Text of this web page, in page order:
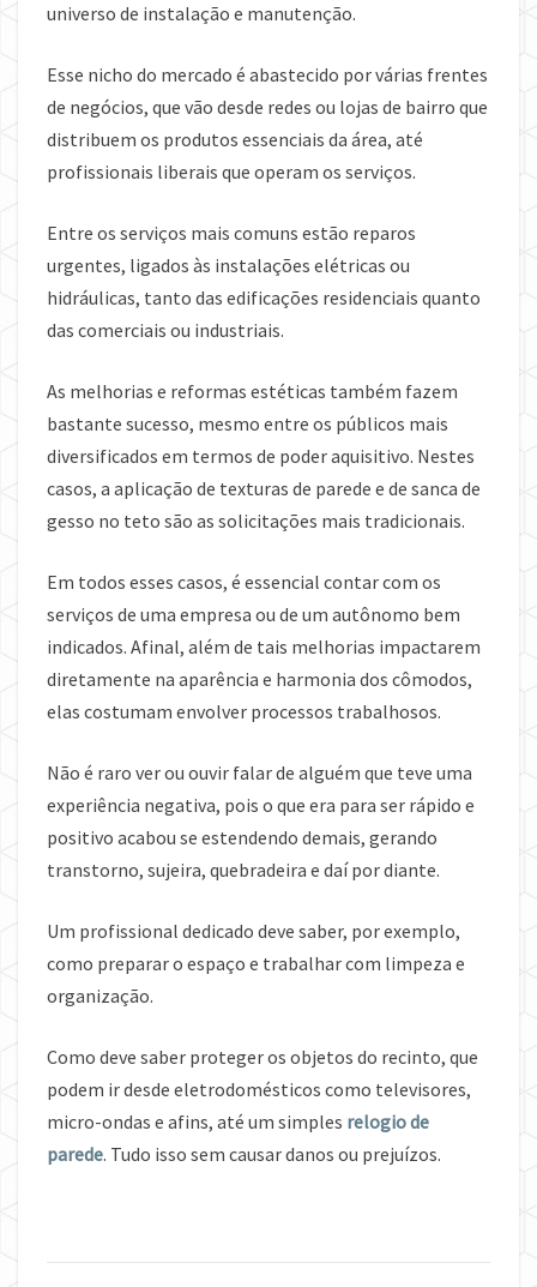
universo de instalação e manutenção.
Esse nicho do mercado é abastecido por várias frentes
de negócios, que vão desde redes ou lojas de bairro que
distribuem os produtos essenciais da área, até
profissionais liberais que operam os serviços.
Entre os serviços mais comuns estão reparos
urgentes, ligados às instalações elétricas ou
hidráulicas, tanto das edificações residenciais quanto
das comerciais ou industriais.
As melhorias e reformas estéticas também fazem
bastante sucesso, mesmo entre os públicos mais
diversificados em termos de poder aquisitivo. Nestes
casos, a aplicação de texturas de parede e de sanca de
gesso no teto são as solicitações mais tradicionais.
Em todos esses casos, é essencial contar com os
serviços de uma empresa ou de um autônomo bem
indicados. Afinal, além de tais melhorias impactarem
diretamente na aparência e harmonia dos cômodos,
elas costumam envolver processos trabalhosos.
Não é raro ver ou ouvir falar de alguém que teve uma
experiência negativa, pois o que era para ser rápido e
positivo acabou se estendendo demais, gerando
transtorno, sujeira, quebradeira e daí por diante.
Um profissional dedicado deve saber, por exemplo,
como preparar o espaço e trabalhar com limpeza e
organização.
Como deve saber proteger os objetos do recinto, que
podem ir desde eletrodomésticos como televisores,
micro-ondas e afins, até um simples relogio de
parede. Tudo isso sem causar danos ou prejuízos.